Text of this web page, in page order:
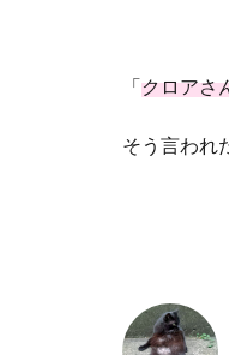
「クロアさ
そう言われ